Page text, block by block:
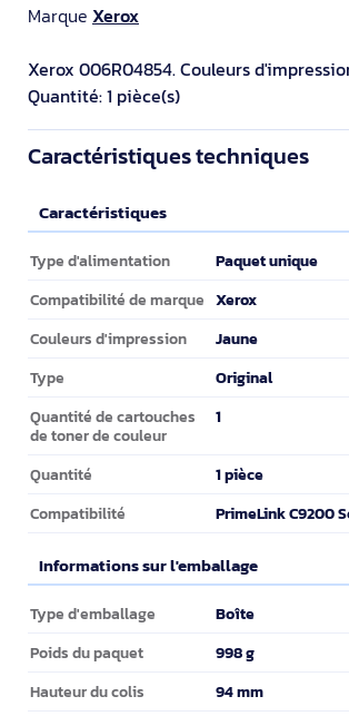
Marque Xerox
Xerox 006R04854. Couleurs
Quantité: 1 pièce(s)
Caractéristiques techniques
Caractéristiques
Caractéristiques
Type d'alimentation Paquet unique
Compatibilité de marque Xerox
Couleurs d'impression Jaune
Type Original
Quantité de cartouches
de toner de couleur
1
Quantité 1 pièce
Compatibilité PrimeLink C9200
Informations sur l'emballage
Informations sur l'emballage
Type d'emballage Boîte
Poids du paquet 998 g
Hauteur du colis 94 mm